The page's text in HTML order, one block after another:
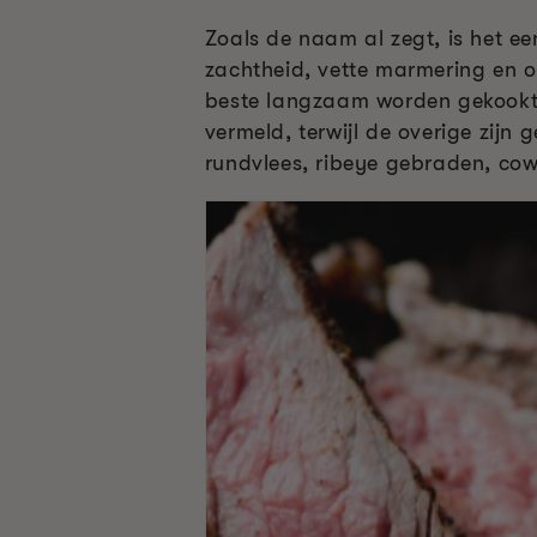
Zoals de naam al zegt, is het
zachtheid, vette marmering en
beste langzaam worden
vermeld, terwijl de overige zijn
rundvlees, ribeye gebraden,